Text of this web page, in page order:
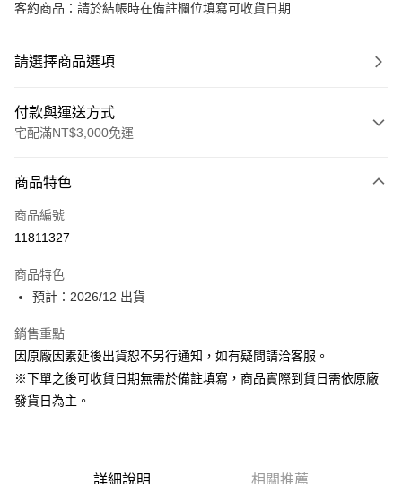
客約商品：請於結帳時在備註欄位填寫可收貨日期
請選擇商品選項
付款與運送方式
宅配滿NT$3,000免運
信用卡一次付款
Apple Pay
運送方式
預購-宅配(舊)
每筆NT$120，滿NT$3,000(含以上)免運費
商品特色
商品編號
11811327
商品特色
預計：2026/12 出貨
銷售重點
因原廠因素延後出貨恕不另行通知，如有疑問請洽客服。
※下單之後可收貨日期無需於備註填寫，商品實際到貨日需依原廠
發貨日為主。
詳細說明 相關推薦